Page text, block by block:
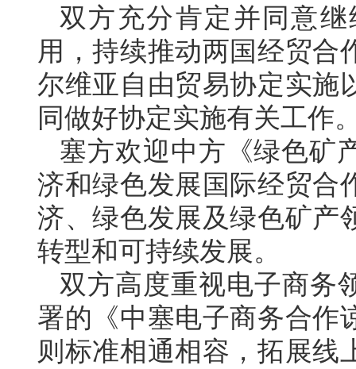
双方充分肯定并同意
用，持续推动两国经贸合
尔维亚自由贸易协定实施
同做好协定实施有关工作
塞方欢迎中方《绿色矿
济和绿色发展国际经贸合
济、绿色发展及绿色矿产
转型和可持续发展。
双方高度重视电子商务
署的《中塞电子商务合作
则标准相通相容，拓展线